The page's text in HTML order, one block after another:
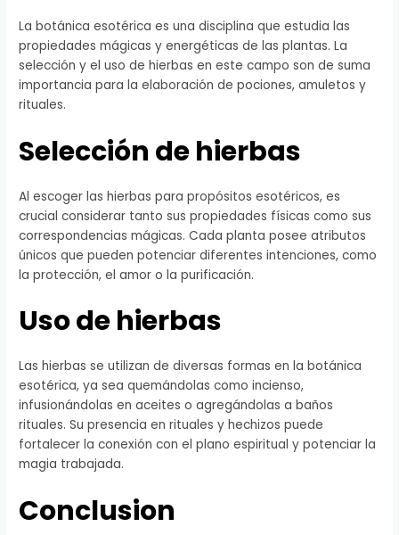
La botánica esotérica es una disciplina que estudia las
propiedades mágicas y energéticas de las plantas. La
selección y el uso de hierbas en este campo son de suma
importancia para la elaboración de pociones, amuletos y
rituales.
Selección de hierbas
Al escoger las hierbas para propósitos esotéricos, es
crucial considerar tanto sus propiedades físicas como sus
correspondencias mágicas. Cada planta posee atributos
únicos que pueden potenciar diferentes intenciones, como
la protección, el amor o la purificación.
Uso de hierbas
Las hierbas se utilizan de diversas formas en la botánica
esotérica, ya sea quemándolas como incienso,
infusionándolas en aceites o agregándolas a baños
rituales. Su presencia en rituales y hechizos puede
fortalecer la conexión con el plano espiritual y potenciar la
magia trabajada.
Conclusion